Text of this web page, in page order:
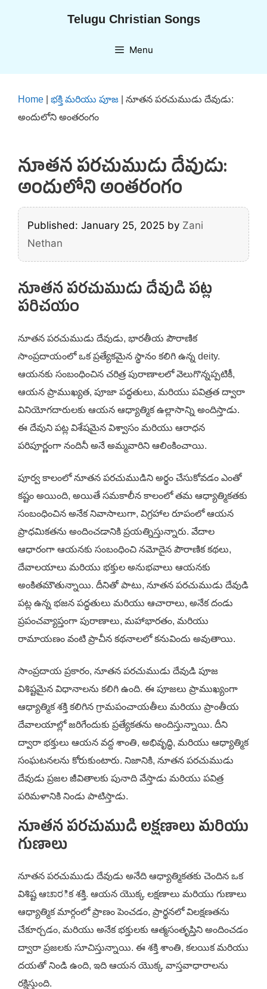
Telugu Christian Songs
Menu
Home భక్తి మరియు పూజ
నూతన పరచుముడు దేవుడు:
అందులోని అంతరంగం
నూతన పరచుముడు దేవుడు:
అందులోని అంతరంగం
Published: January 25, 2025 by Zani
Nethan
నూతన పరచుముడు దేవుడి పట్ల
పరిచయం
నూతన పరచుముడు దేవుడు, భారతీయ పౌరాణిక
సాంప్రదాయంలో ఒక ప్రత్యేకమైన స్థానం కలిగి ఉన్న deity.
ఆయనకు సంబంధించిన చరిత్ర పురాణాలలో వెలుగొన్నప్పటికీ,
ఆయన ప్రాముఖ్యత, పూజా పద్ధతులు, మరియు పవిత్రత ద్వారా
వినియోగదారులకు ఆయన ఆధ్యాత్మిక ఉల్లాసాన్ని అందిస్తాడు.
ఈ దేవుని పట్ల విశేషమైన విశ్వాసం మరియు ఆరాధన
పరిపూర్ణంగా నందినీ అనే అమ్మవారిని ఆలింకించాయి.
పూర్వ కాలంలో నూతన పరచుముడిని అర్థం చేసుకోవడం ఎంతో
కష్టం అయింది, అయితే సమకాలీన కాలంలో తమ ఆధ్యాత్మికతకు
సంబంధించిన అనేక నివాసాలుగా, విగ్రహాల రూపంలో ఆయన
ప్రాధమికతను అందించడానికి ప్రయత్నిస్తున్నారు. వేదాల
ఆధారంగా ఆయనకు సంబంధించి నమోదైన పౌరాణిక కథలు,
దేవాలయాలు మరియు భక్తుల అనుభవాలు ఆయనకు
అంకితమౌతున్నాయి. దీనితో పాటు, నూతన పరచుముడు దేవుడి
పట్ల ఉన్న భజన పద్ధతులు మరియు ఆచారాలు, అనేక దండు
ప్రపంచవ్యాప్తంగా పురాణాలు, మహాభారతం, మరియు
రామాయణం వంటి ప్రాచీన కథనాలలో కనువిందు అవుతాయి.
సాంప్రదాయ ప్రకారం, నూతన పరచుముడు దేవుడి పూజ
విశిష్టమైన విధానాలను కలిగి ఉంది. ఈ పూజలు ప్రాముఖ్యంగా
ఆధ్యాత్మిక శక్తి కలిగిన గ్రామపంచాయతీలు మరియు ప్రాంతీయ
దేవాలయాల్లో జరిగేందుకు ప్రత్యేకతను అందిస్తున్నాయి. దీని
ద్వారా భక్తులు ఆయన వద్ద శాంతి, అభివృద్ధి, మరియు ఆధ్యాత్మిక
సంఘటనలను కోరుకుంటారు. నిజానికి, నూతన పరచుముడు
దేవుడు ప్రజల జీవితాలకు పునాది వేస్తాడు మరియు పవిత్ర
పరిమళానికి నిండు పాటిస్తాడు.
నూతన పరచుముడి లక్షణాలు మరియు
గుణాలు
నూతన పరచుముడు దేవుడు అనేది ఆధ్యాత్మికతకు చెందిన ఒక
విశిష్ట ఆಚಾರిక శక్తి. ఆయన యొక్క లక్షణాలు మరియు గుణాలు
ఆధ్యాత్మిక మార్గంలో ప్రాణం పెంచడం, ప్రార్థనలో విలక్షణతను
చేకూర్చడం, మరియు అనేక భక్తులకు ఆత్మసంతృప్తిని అందించడం
ద్వారా ప్రజలకు సూచిస్తున్నాయి. ఈ శక్తి శాంతి, కలయిక మరియు
దయతో నిండి ఉంది, ఇది ఆయన యొక్క వాస్తవాధారాలను
రక్షిస్తుంది.